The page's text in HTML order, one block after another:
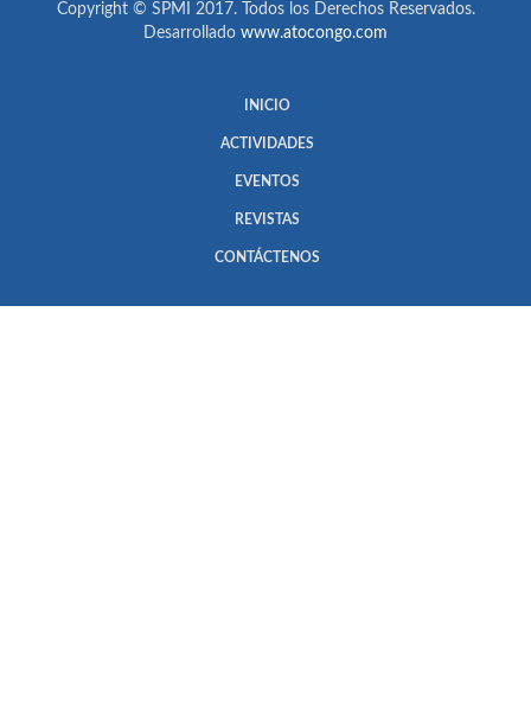
Copyright © SPMI 2017. Todos los Derechos Reservados.
Desarrollado www.atocongo.com
INICIO
ACTIVIDADES
EVENTOS
REVISTAS
CONTÁCTENOS